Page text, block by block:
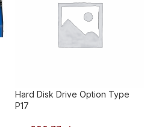
Hard Disk Drive Option Type
P17